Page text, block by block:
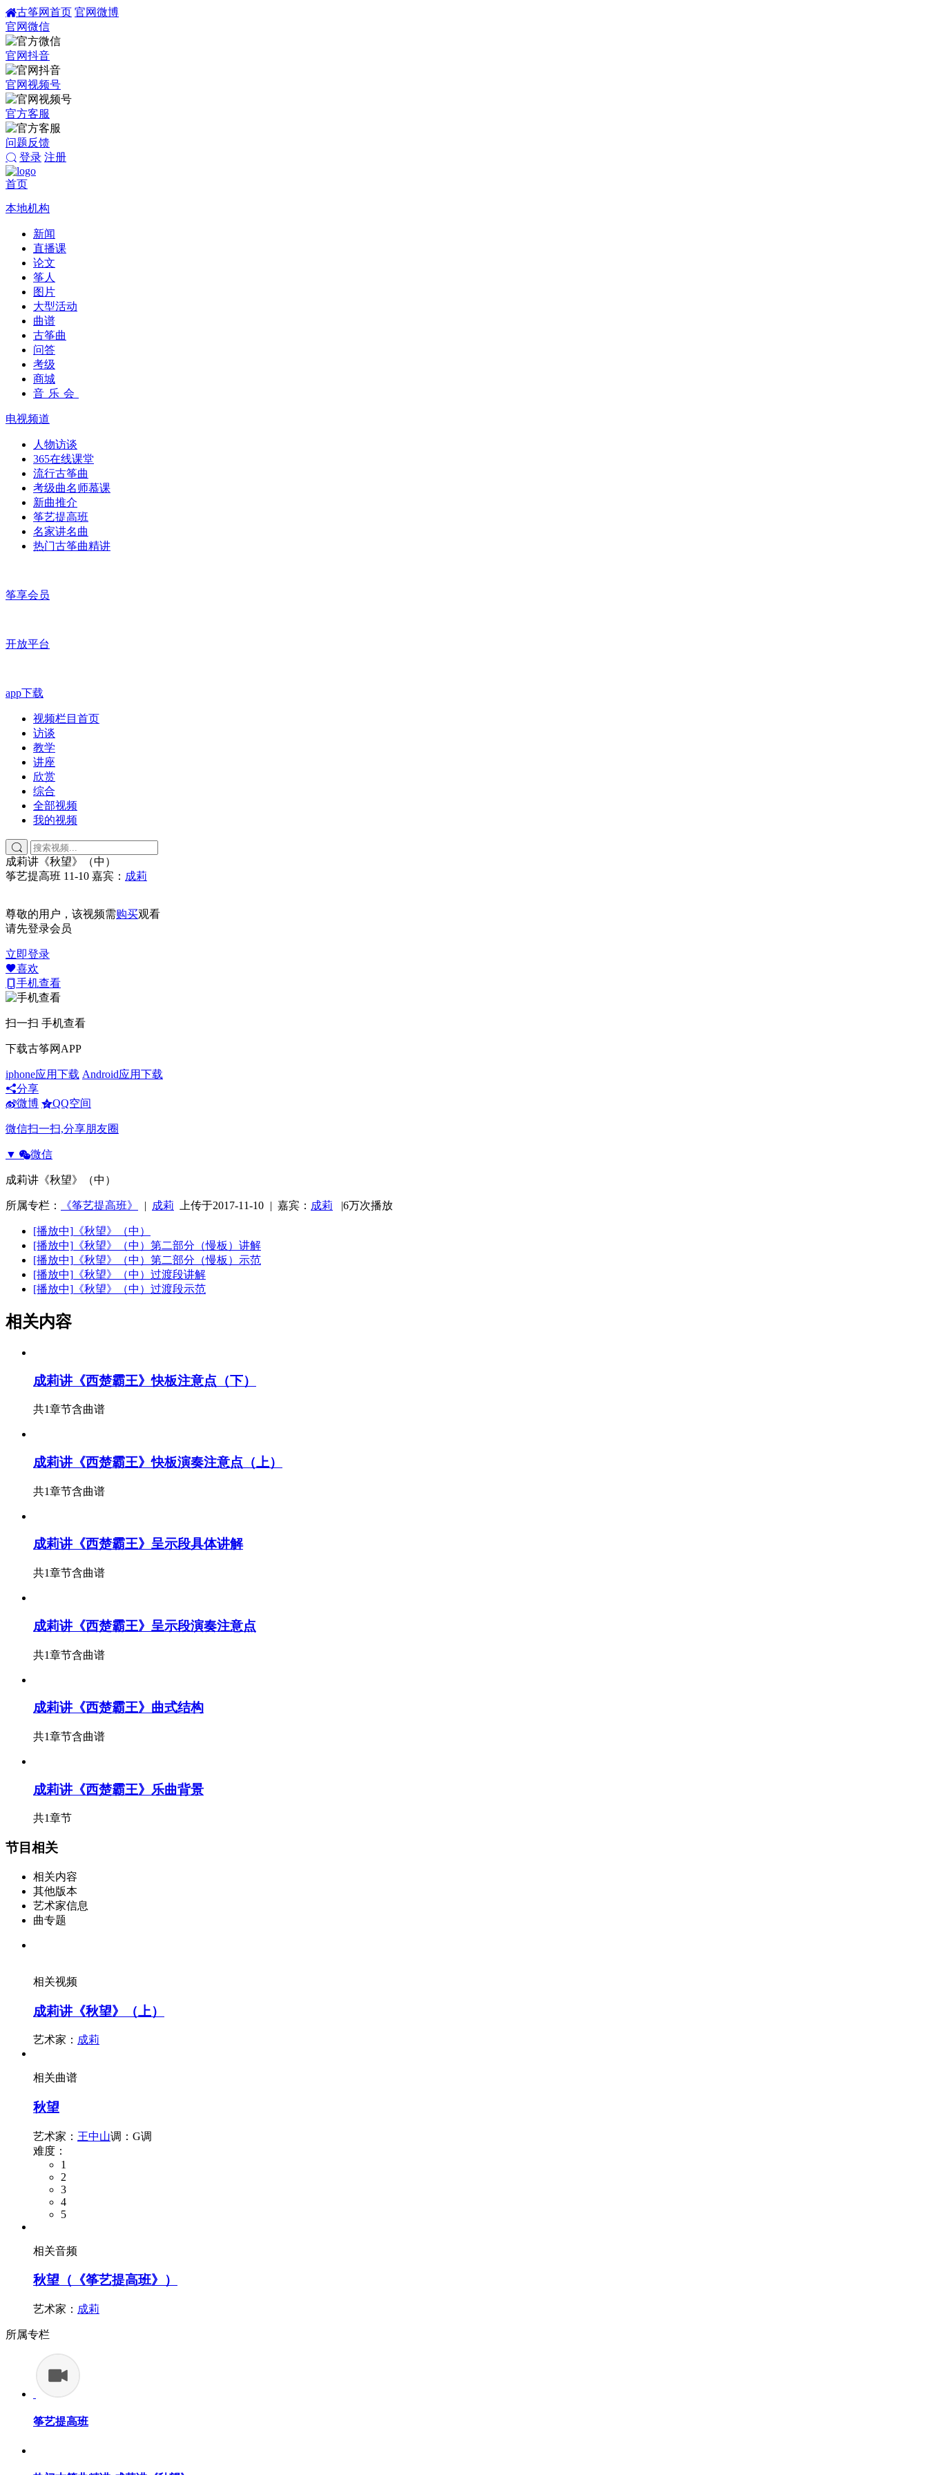
古筝网首页 官网微博
官网微信
官网抖音
官网视频号
官方客服
问题反馈
登录 注册
首页
本地机构
新闻
直播课
论文
筝人
图片
大型活动
曲谱
古筝曲
问答
考级
商城
音乐会
电视频道
人物访谈
365在线课堂
流行古筝曲
考级曲名师慕课
新曲推介
筝艺提高班
名家讲名曲
热门古筝曲精讲
筝享会员
开放平台
app下载
视频栏目首页
访谈
教学
讲座
欣赏
综合
全部视频
我的视频
成莉讲《秋望》（中）
筝艺提高班 11-10 嘉宾： 成莉
尊敬的用户，该视频需购买观看
请先登录会员
立即登录
喜欢
手机查看
扫一扫 手机查看
下载古筝网APP
iphone应用下载 Android应用下载
分享
微博
QQ空间
微信扫一扫,分享朋友圈
▼ 微信
成莉讲《秋望》（中）
所属专栏： 《筝艺提高班》 | 成莉 上传于2017-11-10 | 嘉宾： 成莉 |6万次播放
[播放中] 《秋望》（中）
[播放中] 《秋望》（中）第二部分（慢板）讲解
[播放中] 《秋望》（中）第二部分（慢板）示范
[播放中] 《秋望》（中）过渡段讲解
[播放中] 《秋望》（中）过渡段示范
相关内容
成莉讲《西楚霸王》快板注意点（下）
共1章节含曲谱
成莉讲《西楚霸王》快板演奏注意点（上）
共1章节含曲谱
成莉讲《西楚霸王》呈示段具体讲解
共1章节含曲谱
成莉讲《西楚霸王》呈示段演奏注意点
共1章节含曲谱
成莉讲《西楚霸王》曲式结构
共1章节含曲谱
成莉讲《西楚霸王》乐曲背景
共1章节
节目相关
相关内容
其他版本
艺术家信息
曲专题
相关视频
成莉讲《秋望》（上）
艺术家： 成莉
相关曲谱
秋望
艺术家： 王中山调：G调
难度：
1
2
3
4
5
相关音频
秋望（《筝艺提高班》）
艺术家： 成莉
所属专栏
筝艺提高班